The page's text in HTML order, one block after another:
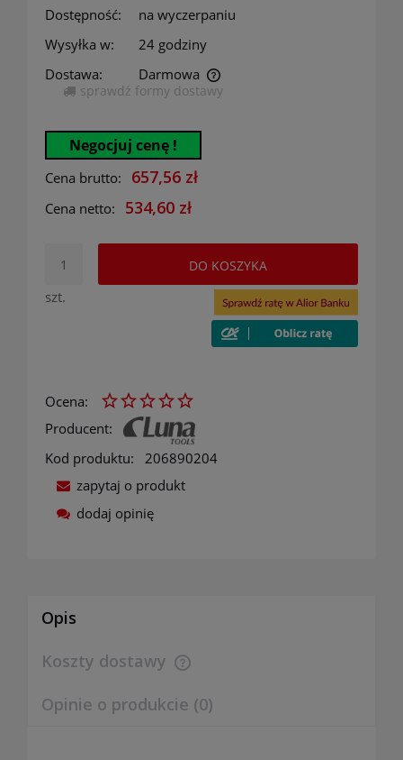
Dostępność:
na wyczerpaniu
Wysyłka w:
24 godziny
Dostawa:
Darmowa
Cena nie zawiera ewentualnych kosztów płatności
sprawdź formy dostawy
Negocjuj cenę !
Cena brutto: 657,56 zł
Cena netto: 534,60 zł
szt.
DO KOSZYKA
Ocena:
Producent:
Kod produktu:
206890204
zapytaj o produkt
dodaj opinię
Opis
Koszty dostawy
Cena nie zawiera ewentualnych kosztów płatności
Opinie o produkcie (0)